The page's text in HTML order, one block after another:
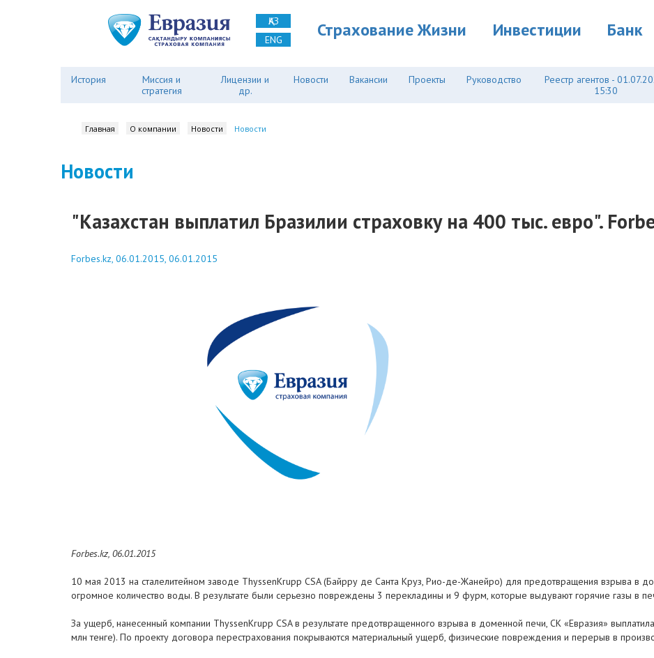
ҚАЗ
ENG
Страхование Жизни Инвестиции Банк
История
Миссия и
стратегия
Лицензии и
др.
Новости Вакансии Проекты Руководство
Реестр агентов -
15:30
Главная О компании Новости Новости
Новости
"Казахстан выплатил Бразилии страховку на 400 тыс. евро".
Forbes.kz, 06.01.2015, 06.01.2015
Forbes.kz, 06.01.2015
10 мая 2013 на сталелитейном заводе ThyssenKrupp CSA (Байрру де Санта Круз, Рио-де-Жанейро) для предотвращения взрыва в
огромное количество воды. В результате были серьезно повреждены 3 перекладины и 9 фурм, которые выдувают горячие газы в
За ущерб, нанесенный компании ThyssenKrupp CSA в результате предотвращенного взрыва в доменной печи, СК «Евразия»
млн тенге). По проекту договора перестрахования покрываются материальный ущерб, физические повреждения и перерыв в